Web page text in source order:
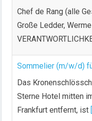
Chef de Rang (alle
Große Ledder,
Sommelier (m/w/d)
Das
Sterne Hotel mitten
Frankfurt entfernt, ist